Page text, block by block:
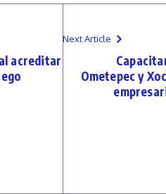
acreditar
Next Article
Ometepec y